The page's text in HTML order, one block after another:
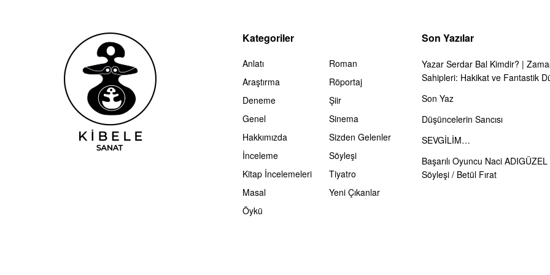
Kategoriler
Anlatı
Araştırma
Deneme
Genel
Hakkımızda
İnceleme
Kitap İncelemeleri
Masal
Öykü
Roman
Röportaj
Şiir
Sinema
Sizden Gelenler
Söyleşi
Tiyatro
Yeni Çıkanlar
Son Yazılar
Yazar Serdar Bal Kimdir? |
Sahipleri: Hakikat ve Fantastik
Son Yaz
Düşüncelerin Sancısı
SEVGİLİM…
Başarılı Oyuncu Naci
Söyleşi / Betül Fırat